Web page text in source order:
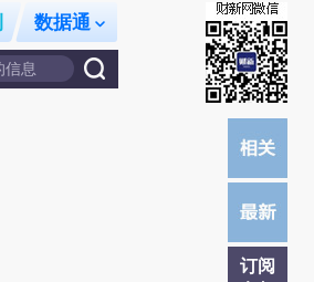
数据通
订阅